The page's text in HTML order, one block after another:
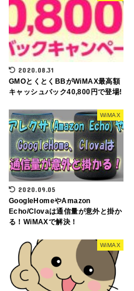
2020.08.31
GMOとくとくBBがWiMAX最高額
キャッシュバック40,800円で登場!
WiMAX
2020.09.05
GoogleHomeやAmazon
Echo/Clovaは通信量が意外と掛か
る！WiMAXで解決！
WiMAX